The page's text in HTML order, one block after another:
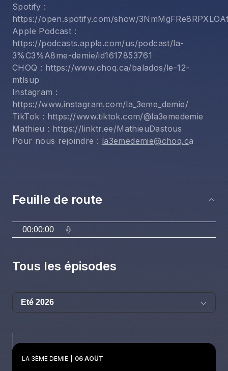
Spotify :
https://open.spotify.com/show/
Apple Podcast :
https://podcasts.apple.com/us/podcast/la-
3%C3%A8me-demie/id1617853761
CHOQ : https://www.choq.ca/balados/le-12-
mtlsup
Instagram :
https://www.instagram.com/la_3eme_demie/
TikTok : https://www.tiktok.com/@la3emedemie
Mathieu : https://linktr.ee/MathieuDastous
Pour nous rejoindre : la3emedemie@choq.ca
Feuille de route
00:00:00
Tous les épisodes
LA 3ÈME DEMIE 06 AOÛT